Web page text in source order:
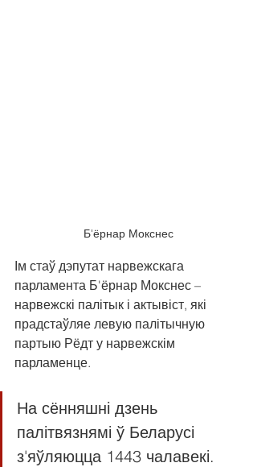
Б'ёрнар Мокснес
Ім стаў дэпутат нарвежскага
парламента Б'ёрнар Мокснес –
нарвежскі палітык і актывіст, які
прадстаўляе левую палітычную
партыю Рёдт у нарвежскім
парламенце.
На сённяшні дзень
палітвязнямі ў Беларусі
з'яўляюцца 1443 чалавекі.